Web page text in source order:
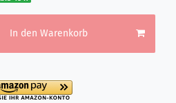
In den Warenkorb